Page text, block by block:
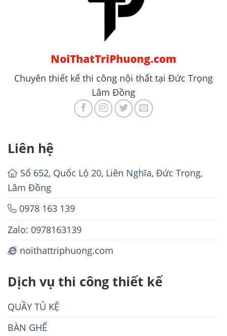
NoiThatTriPhuong.com
Chuyên thiết kế thi công nội thất tại Đức Trọng
Lâm Đồng
Liên hệ
Số 652, Quốc Lộ 20, Liên Nghĩa, Đức Trọng,
Lâm Đồng
0978 163 139
Zalo: 0978163139
noithattriphuong.com
Dịch vụ thi công thiết kế
QUẦY TỦ KỆ
BÀN GHẾ